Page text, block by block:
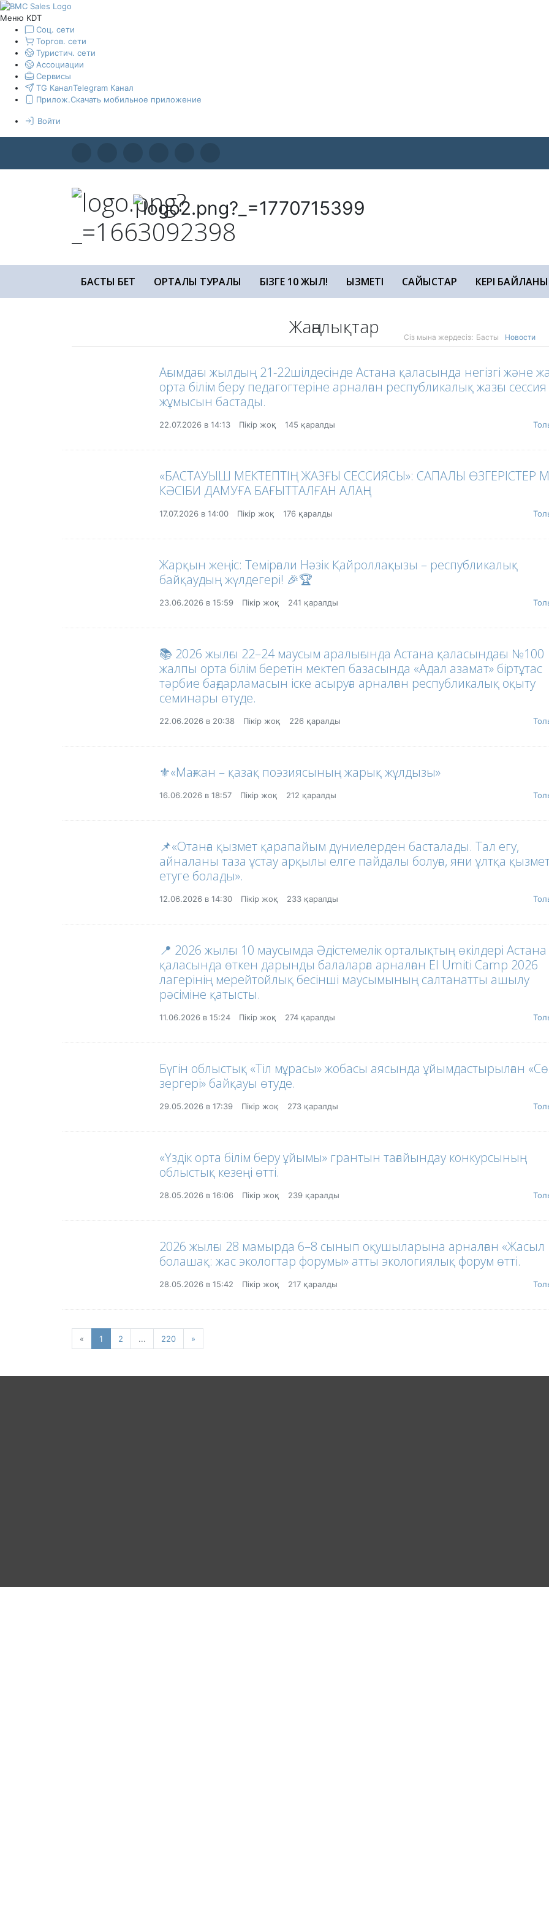
Меню KDT
Соц. сети
Торгов. сети
Туристич. сети
Ассоциации
Сервисы
TG КаналTelegram Канал
Прилож.Скачать мобильное приложение
Войти
БАСТЫ БЕТ ОРТАЛЫҚ ТУРАЛЫ БІЗГЕ 10 ЖЫЛ! ҚЫЗМЕТІ САЙЫСТАР КЕРІ
Жаңалықтар Сіз мына жердесіз: Басты Новости
Ағымдағы жылдың 21-22шілдесінде Астана қаласында негізгі және
орта білім беру педагогтеріне арналған республикалық жазғы
жұмысын бастады.
22.07.2026 в 14:13 Пікір жоқ 145 қаралды
«БАСТАУЫШ МЕКТЕПТІҢ ЖАЗҒЫ СЕССИЯСЫ»: САПАЛЫ ӨЗГЕРІСТЕР
КӘСІБИ ДАМУҒА БАҒЫТТАЛҒАН АЛАҢ
17.07.2026 в 14:00 Пікір жоқ 176 қаралды
Жарқын жеңіс: Темірғали Нәзік Қайроллақызы – республикалық
байқаудың жүлдегері! 🎉🏆
23.06.2026 в 15:59 Пікір жоқ 241 қаралды
📚 2026 жылғы 22–24 маусым аралығында Астана қаласындағы №100
жалпы орта білім беретін мектеп базасында «Адал азамат» біртұтас
тәрбие бағдарламасын іске асыруға арналған республикалық оқыту
семинары өтуде.
22.06.2026 в 20:38 Пікір жоқ 226 қаралды
⚜️«Мағжан – қазақ поэзиясының жарық жұлдызы»
16.06.2026 в 18:57 Пікір жоқ 212 қаралды
📌«Отанға қызмет қарапайым дүниелерден басталады. Тал егу,
айналаны таза ұстау арқылы елге пайдалы болуға, яғни ұлтқа
етуге болады».
12.06.2026 в 14:30 Пікір жоқ 233 қаралды
📍 2026 жылғы 10 маусымда Әдістемелік орталықтың өкілдері Астана
қаласында өткен дарынды балаларға арналған El Umiti Camp 2026
лагерінің мерейтойлық бесінші маусымының салтанатты ашылу
рәсіміне қатысты.
11.06.2026 в 15:24 Пікір жоқ 274 қаралды
Бүгін облыстық «Тіл мұрасы» жобасы аясында ұйымдастырылған
зергері» байқауы өтуде.
29.05.2026 в 17:39 Пікір жоқ 273 қаралды
«Үздік орта білім беру ұйымы» грантын тағайындау конкурсының
облыстық кезеңі өтті.
28.05.2026 в 16:06 Пікір жоқ 239 қаралды
2026 жылғы 28 мамырда 6–8 сынып оқушыларына арналған «Жасыл
болашақ: жас экологтар форумы» атты экологиялық форум өтті.
28.05.2026 в 15:42 Пікір жоқ 217 қаралды
« Previous
1 (current)
2 ... 220 »